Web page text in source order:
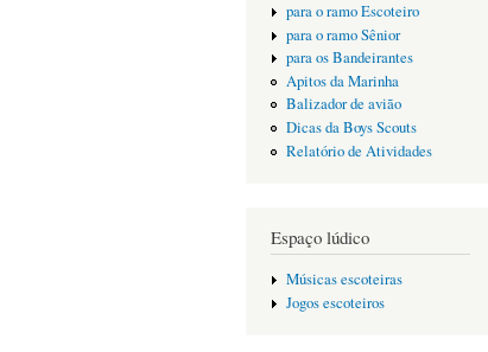
para o ramo Escoteiro
para o ramo Sênior
para os Bandeirantes
Apitos da Marinha
Balizador de avião
Dicas da Boys Scouts
Relatório de Atividades
Espaço lúdico
Músicas escoteiras
Jogos escoteiros